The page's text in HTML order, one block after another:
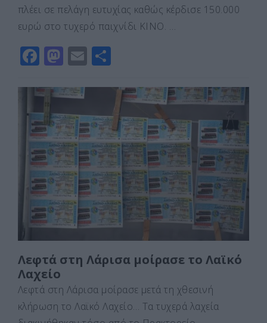
πλέει σε πελάγη ευτυχίας καθώς κέρδισε 150.000
ευρώ στο τυχερό παιχνίδι ΚΙΝΟ. …
F
c
e
b
o
o
k
M
st
o
d
o
n
E
ai
l
ρ
α
σ
τε
ίτ
ε
Λεφτά στη Λάρισα μοίρασε το Λαϊκό
Λαχείο
Λεφτά στη Λάρισα μοίρασε μετά τη χθεσινή
κλήρωση το Λαϊκό Λαχείο… Τα τυχερά λαχεία